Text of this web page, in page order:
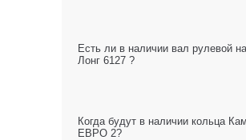
Есть ли в наличии вал рулевой
Лонг 6127 ?
Когда будут в наличии кольца
ЕВРО 2?